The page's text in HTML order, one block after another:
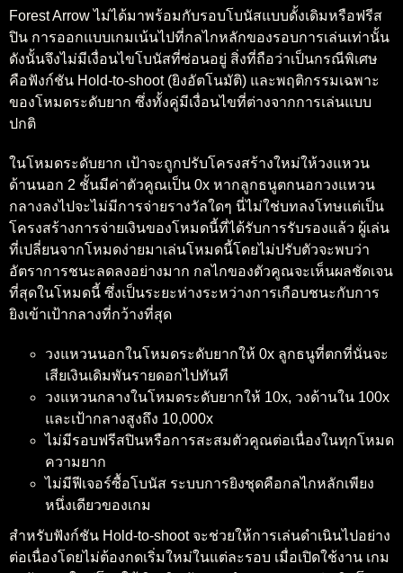
Forest Arrow ไม่ได้มาพร้อมกับรอบโบนัสแบบดั้งเดิมหรือฟรีส
ปิน การออกแบบเกมเน้นไปที่กลไกหลักของรอบการเล่นเท่านั้น
ดังนั้นจึงไม่มีเงื่อนไขโบนัสที่ซ่อนอยู่ สิ่งที่ถือว่าเป็นกรณีพิเศษ
คือฟังก์ชัน Hold-to-shoot (ยิงอัตโนมัติ) และพฤติกรรมเฉพาะ
ของโหมดระดับยาก ซึ่งทั้งคู่มีเงื่อนไขที่ต่างจากการเล่นแบบ
ปกติ
ในโหมดระดับยาก เป้าจะถูกปรับโครงสร้างใหม่ให้วงแหวน
ด้านนอก 2 ชั้นมีค่าตัวคูณเป็น 0x หากลูกธนูตกนอกวงแหวน
กลางลงไปจะไม่มีการจ่ายรางวัลใดๆ นี่ไม่ใช่บทลงโทษแต่เป็น
โครงสร้างการจ่ายเงินของโหมดนี้ที่ได้รับการรับรองแล้ว ผู้เล่น
ที่เปลี่ยนจากโหมดง่ายมาเล่นโหมดนี้โดยไม่ปรับตัวจะพบว่า
อัตราการชนะลดลงอย่างมาก กลไกของตัวคูณจะเห็นผลชัดเจน
ที่สุดในโหมดนี้ ซึ่งเป็นระยะห่างระหว่างการเกือบชนะกับการ
ยิงเข้าเป้ากลางที่กว้างที่สุด
วงแหวนนอกในโหมดระดับยากให้ 0x ลูกธนูที่ตกที่นั่นจะ
เสียเงินเดิมพันรายดอกไปทันที
วงแหวนกลางในโหมดระดับยากให้ 10x, วงด้านใน 100x
และเป้ากลางสูงถึง 10,000x
ไม่มีรอบฟรีสปินหรือการสะสมตัวคูณต่อเนื่องในทุกโหมด
ความยาก
ไม่มีฟีเจอร์ซื้อโบนัส ระบบการยิงชุดคือกลไกหลักเพียง
หนึ่งเดียวของเกม
สำหรับฟังก์ชัน Hold-to-shoot จะช่วยให้การเล่นดำเนินไปอย่าง
ต่อเนื่องโดยไม่ต้องกดเริ่มใหม่ในแต่ละรอบ เมื่อเปิดใช้งาน เกม